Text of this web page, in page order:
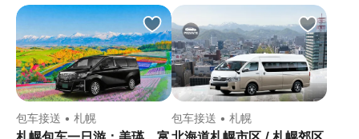
包车接送 • 札幌 包车接送 • 札幌